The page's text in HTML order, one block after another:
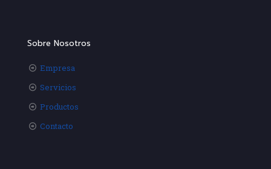
Sobre Nosotros
Empresa
Servicios
Productos
Contacto